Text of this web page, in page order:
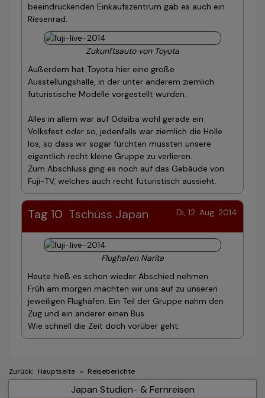
beeindruckenden Einkaufszentrum gab es auch ein
Riesenrad.
Zukunftsauto von Toyota
Außerdem hat Toyota hier eine große
Ausstellungshalle, in der unter anderem ziemlich
futuristische Modelle vorgestellt wurden.
Alles in allem war auf Odaiba wohl gerade ein
Volksfest oder so, jedenfalls war ziemlich die Hölle
los, so dass wir sogar fürchten mussten unsere
eigentlich recht kleine Gruppe zu verlieren.
Zum Abschluss ging es noch auf das Gebäude von
Fuji-TV, welches auch recht futuristisch aussieht.
Tag 10 Tschüss Japan Di, 12. Aug. 2014
Flughafen Narita
Heute hieß es schon wieder Abschied nehmen.
Früh am morgen machten wir uns auf zu unseren
jeweiligen Flughäfen. Ein Teil der Gruppe nahm den
Zug und ein anderer einen Bus.
Wie schnell die Zeit doch vorüber geht.
Zurück: Hauptseite » Reiseberichte
Japan Studien- & Fernreisen